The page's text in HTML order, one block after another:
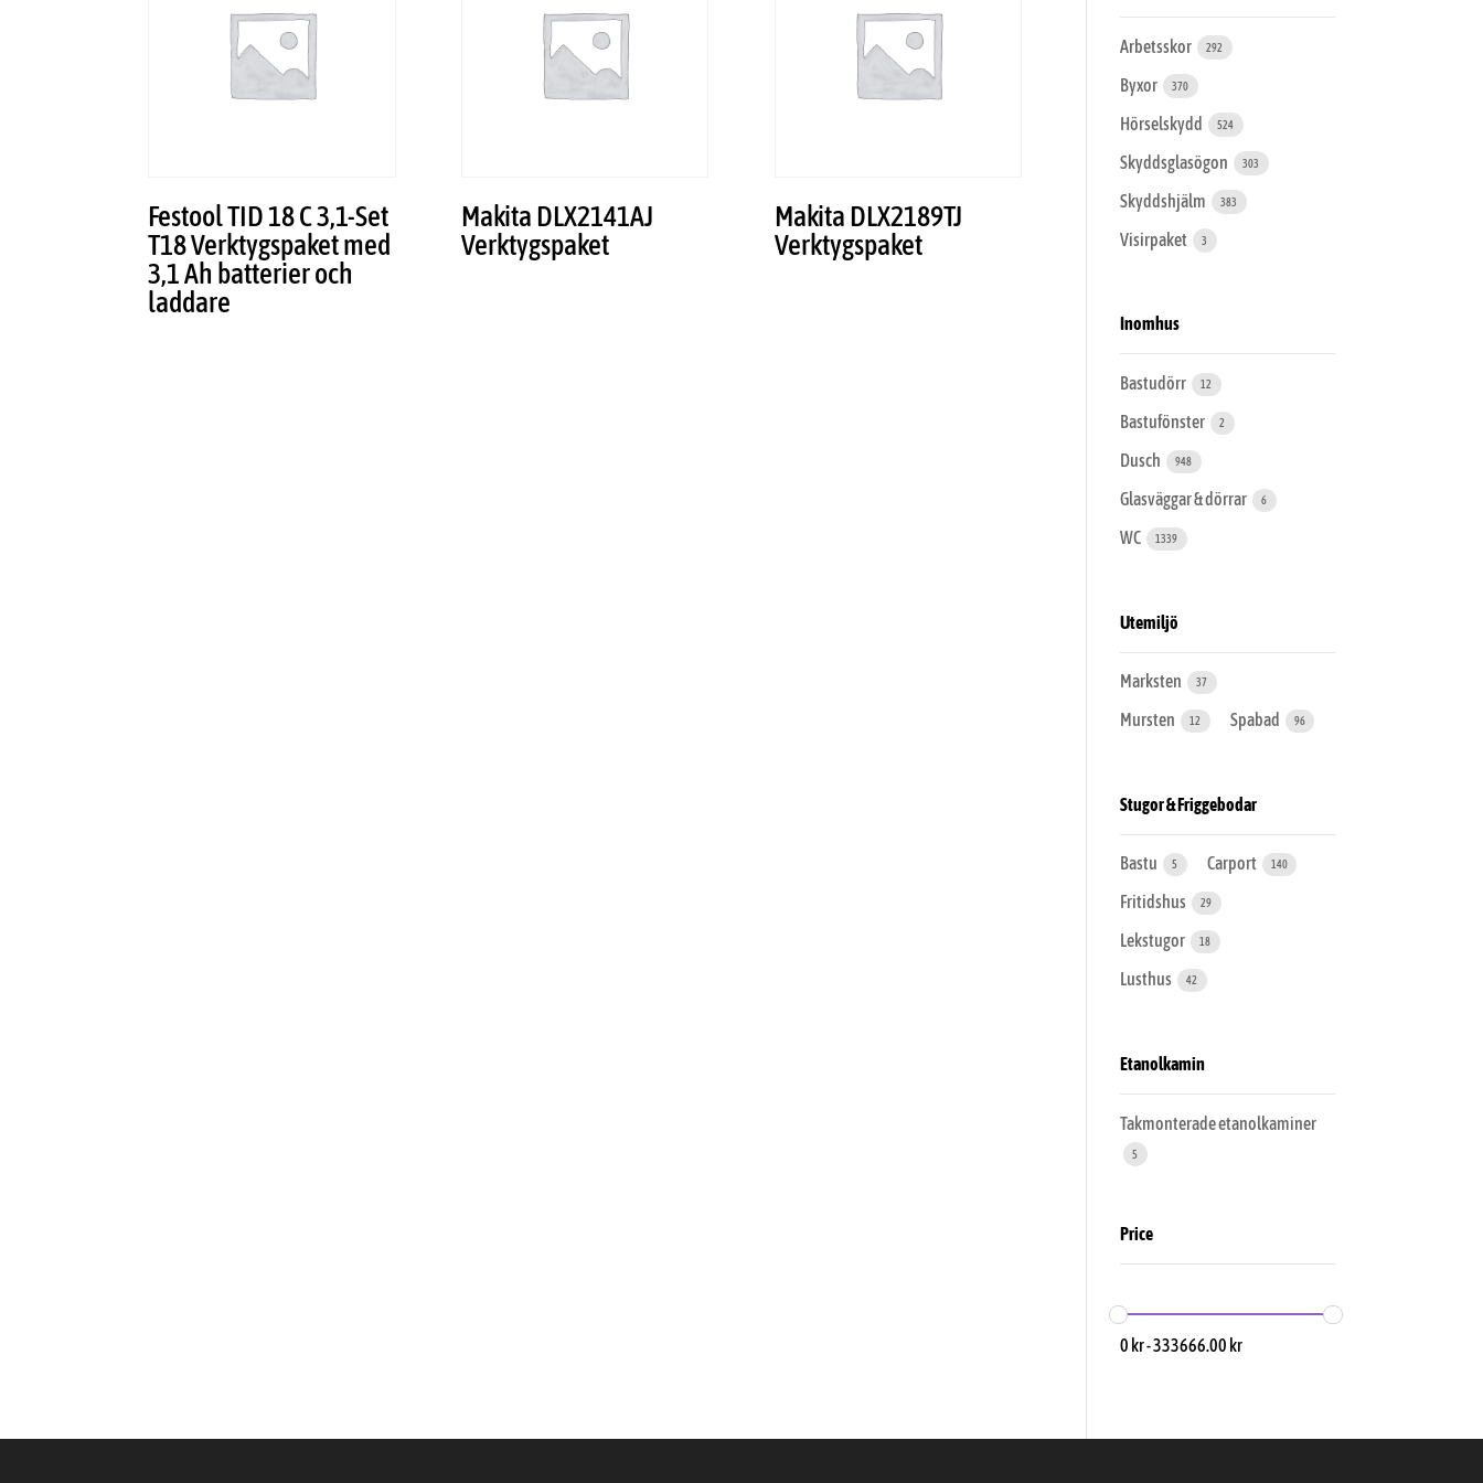
Festool TID 18 C 3,1-Set
T18 Verktygspaket med
3,1 Ah batterier och
laddare
Makita DLX2141AJ
Verktygspaket
Makita DLX2189TJ
Verktygspaket
Arbetsskor 292
Byxor 370
Hörselskydd 524
Skyddsglasögon 303
Skyddshjälm 383
Visirpaket 3
Inomhus
Bastudörr 12
Bastufönster 2
Dusch 948
Glasväggar & dörrar 6
WC 1339
Utemiljö
Marksten 37
Mursten 12 Spabad 96
Stugor & Friggebodar
Bastu 5 Carport 140
Fritidshus 29
Lekstugor 18
Lusthus 42
Etanolkamin
Takmonterade etanolkaminer
5
Price
0 kr-333666.00 kr